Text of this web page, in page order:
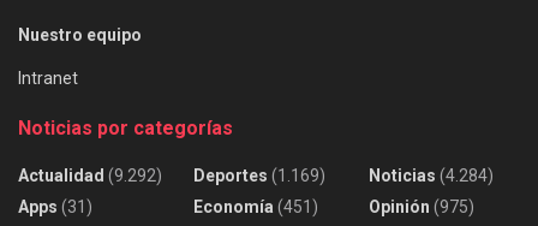
Nuestro equipo
Intranet
Noticias por categorías
Actualidad (9.292)
Apps (31)
Deportes (1.169)
Economía (451)
Noticias (4.284)
Opinión (975)